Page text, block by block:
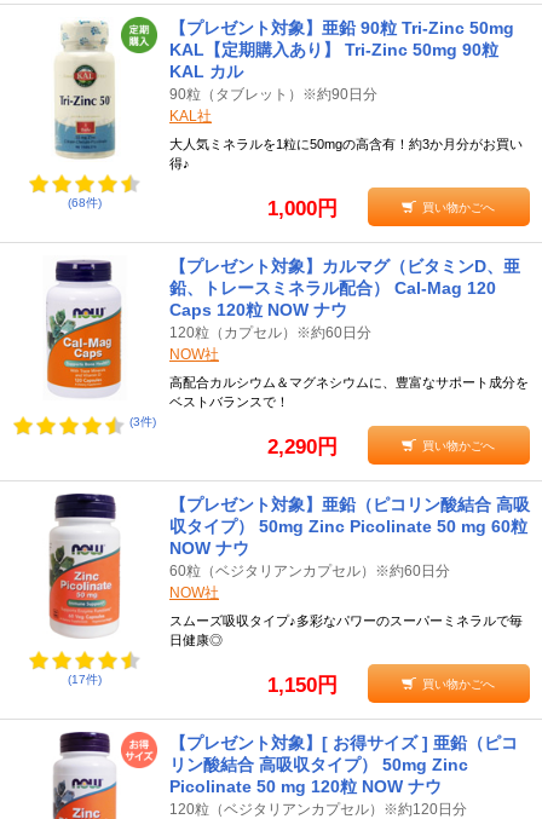
(68件)
【プレゼント対象】亜鉛 90粒 Tri-Zinc 50mg
KAL【定期購入あり】 Tri-Zinc 50mg 90粒
KAL カル
90粒（タブレット）※約90日分
KAL社
大人気ミネラルを1粒に50mgの高含有！約3か月分がお買い
得♪
1,000円 買い物かごへ
(3件)
【プレゼント対象】カルマグ（ビタミンD、亜
鉛、トレースミネラル配合） Cal-Mag 120
Caps 120粒 NOW ナウ
120粒（カプセル）※約60日分
NOW社
高配合カルシウム＆マグネシウムに、豊富なサポート成分を
ベストバランスで！
2,290円 買い物かごへ
(17件)
【プレゼント対象】亜鉛（ピコリン酸結合 高吸
収タイプ） 50mg Zinc Picolinate 50 mg 60粒
NOW ナウ
60粒（ベジタリアンカプセル）※約60日分
NOW社
スムーズ吸収タイプ♪多彩なパワーのスーパーミネラルで毎
日健康◎
1,150円 買い物かごへ
【プレゼント対象】[ お得サイズ ] 亜鉛（ピコ
リン酸結合 高吸収タイプ） 50mg Zinc
Picolinate 50 mg 120粒 NOW ナウ
120粒（ベジタリアンカプセル）※約120日分